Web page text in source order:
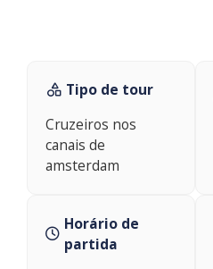
Tipo de tour
Cruzeiros nos
canais de
amsterdam
Horário de
partida